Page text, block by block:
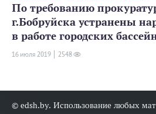
По требованию
г.Бобруйска устранены
в работе городских
16 июля 2019 2548
© edsh.by. Использование любых